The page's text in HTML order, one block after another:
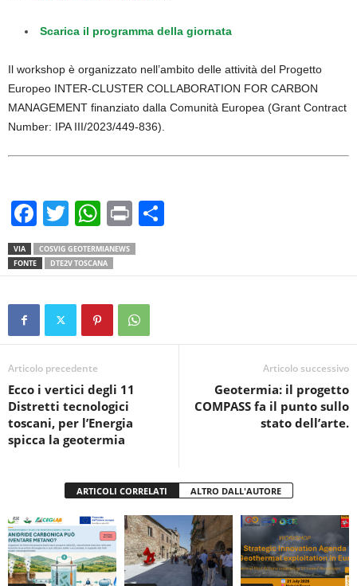
Scarica il programma della giornata
Il workshop è organizzato nell’ambito delle attività del Progetto
Europeo INTER-CLUSTER COLLABORATION FOR CARBON
MANAGEMENT finanziato dalla Comunità Europea (Grant Contract
Number: IPA III/2023/449-836).
F
a
c
b
o
o
k
T
wi
tt
W
h
at
A
p
Pr
in
t
di
VIA
COSVIG GEOTERMIANEWS
FONTE
DTE2V TOSCANA
Articolo precedente
Ecco i vertici degli 11
Distretti tecnologici
toscani, per l’Energia
spicca la geotermia
Articolo successivo
Geotermia: il progetto
COMPASS fa il punto sullo
stato dell’arte.
ARTICOLI CORRELATI ALTRO DALL'AUTORE